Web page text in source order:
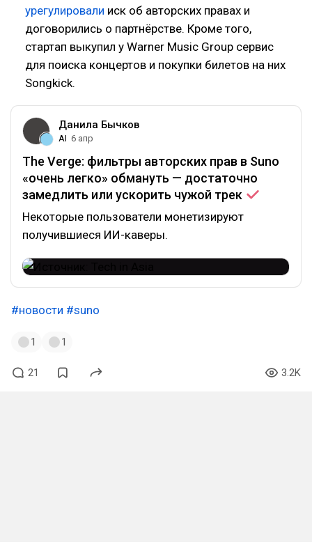
урегулировали иск об авторских правах и
договорились о партнёрстве. Кроме того,
стартап выкупил у Warner Music Group сервис
для поиска концертов и покупки билетов на них
Songkick.
Данила Бычков
AI 6 апр
The Verge: фильтры авторских прав в Suno
«очень легко» обмануть — достаточно
замедлить или ускорить чужой трек
Некоторые пользователи монетизируют
получившиеся ИИ-каверы.
#новости #suno
1 1
21 3.2K